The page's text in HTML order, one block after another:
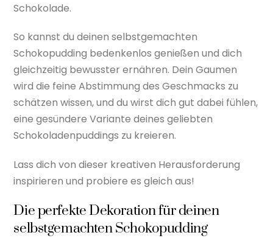
Schokolade.
So kannst du deinen selbstgemachten
Schokopudding bedenkenlos genießen und dich
gleichzeitig bewusster ernähren. Dein Gaumen
wird die feine Abstimmung des Geschmacks zu
schätzen wissen, und du wirst dich gut dabei fühlen,
eine gesündere Variante deines geliebten
Schokoladenpuddings zu kreieren.
Lass dich von dieser kreativen Herausforderung
inspirieren und probiere es gleich aus!
Die perfekte Dekoration für deinen
selbstgemachten Schokopudding